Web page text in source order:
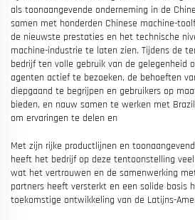
als toonaangevende onderneming in de
samen met honderden Chinese machine-
de nieuwste prestaties en het technische
machine-industrie te laten zien. Tijdens de
bedrijf ten volle gebruik van de gelegenheid
agenten actief te bezoeken, de behoeften
diepgaand te begrijpen en gebruikers op
bieden, en nauw samen te werken met
om ervaringen te delen en
Met zijn rijke productlijnen en
heeft het bedrijf op deze tentoonstelling
wat het vertrouwen en de samenwerking
partners heeft versterkt en een solide basis
toekomstige ontwikkeling van de Latijns-